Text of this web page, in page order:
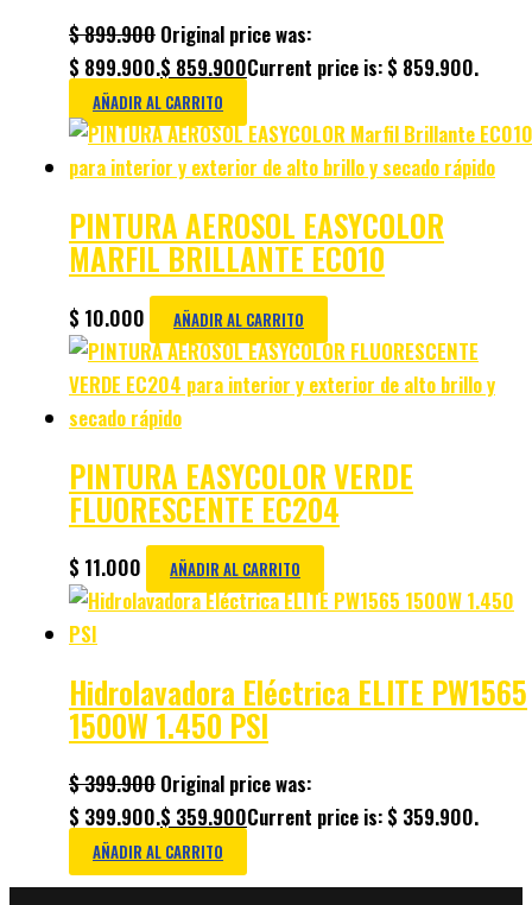
$899.900 Original price was:
$ 899.900.$ 859.900Current price is: $ 859.900.
AÑADIR AL CARRITO
PINTURA AEROSOL EASYCOLOR
MARFIL BRILLANTE EC010
$ 10.000 AÑADIR AL CARRITO
PINTURA EASYCOLOR VERDE
FLUORESCENTE EC204
$ 11.000 AÑADIR AL CARRITO
Hidrolavadora Eléctrica ELITE PW1565
1500W 1.450 PSI
$399.900 Original price was:
$ 399.900.$ 359.900Current price is: $ 359.900.
AÑADIR AL CARRITO